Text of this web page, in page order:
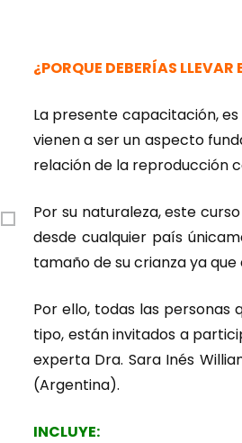
¿PORQUE DEBERÍAS LLEVAR
La presente capacitación,
vienen a ser un aspecto
relación de la reproducción
Por su naturaleza, este
desde cualquier país
tamaño de su crianza ya
Por ello, todas las
tipo, están invitados a
experta Dra. Sara Inés
(Argentina).
INCLUYE: